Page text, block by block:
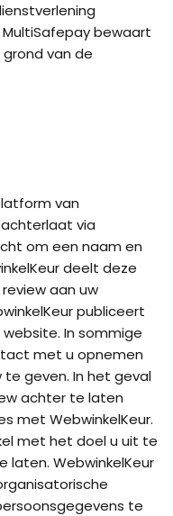
bewaart
van de
van
achterlaat via
om een naam en
deelt deze
aan uw
publiceert
In sommige
met u opnemen
geven. In het geval
achter te laten
met WebwinkelKeur.
met het doel u uit te
laten. WebwinkelKeur
te